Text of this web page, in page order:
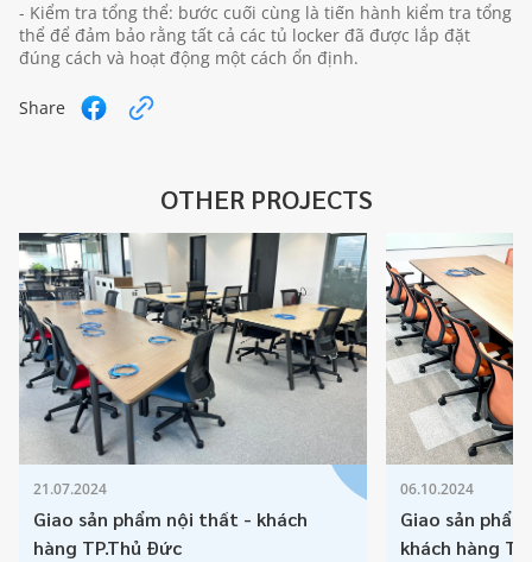
- Kiểm tra tổng thể: bước cuối cùng là tiến hành kiểm tra tổng
thể để đảm bảo rằng tất cả các tủ locker đã được lắp đặt
đúng cách và hoạt động một cách ổn định.
Share
OTHER PROJECTS
21.07.2024
Giao sản phẩm nội thất - khách
hàng TP.Thủ Đức
06.10.2024
Giao sản
khách hàng